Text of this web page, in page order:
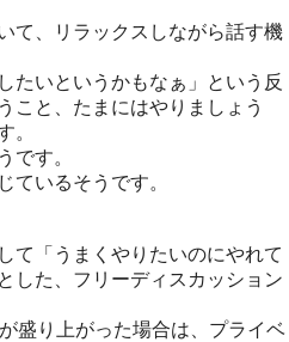
て、リラックスしながら話す機
たいというかもなぁ」という反
こと、たまにはやりましょう
。
です。
ているそうです。
て「うまくやりたいのにやれて
した、フリーディスカッション
盛り上がった場合は、プライベ